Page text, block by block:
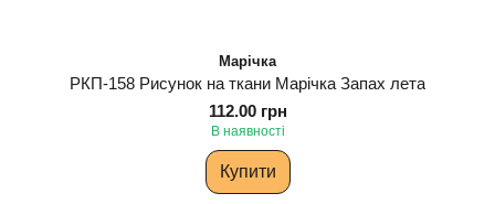
Марічка
РКП-158 Рисунок на ткани Марічка Запах лета
112.00 грн
В наявності
Купити